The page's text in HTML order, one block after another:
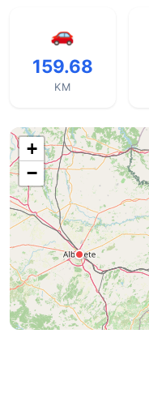
🚗
159.68
KM
+
−